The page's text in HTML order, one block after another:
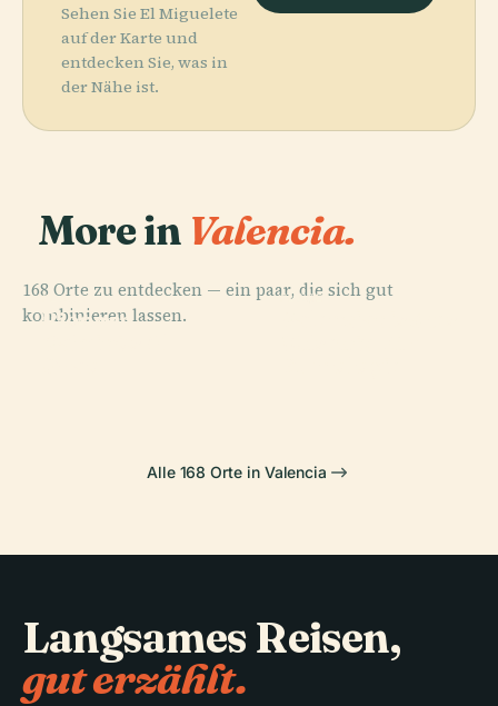
Sehen Sie El Miguelete
auf der Karte und
entdecken Sie, was in
der Nähe ist.
More in Valencia.
168 Orte zu entdecken — ein paar, die sich gut
kombinieren lassen.
PLACE
Bioparc
PLACE
PLACE
PLACE
Alle 168 Orte in Valencia
Langsames Reisen,
gut erzählt.